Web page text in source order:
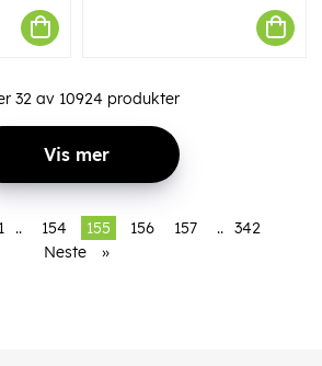
32av 10924 produkter
Vis mer
1 .. 154 155 156 157 .. 342
Neste
»